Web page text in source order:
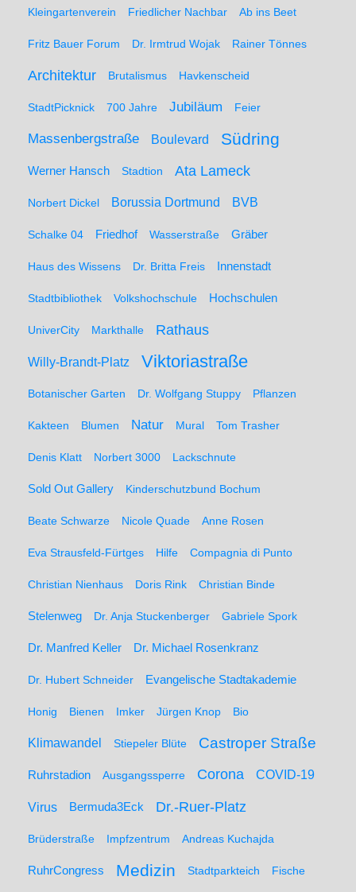
Kleingartenverein Friedlicher Nachbar Ab ins Beet
Fritz Bauer Forum Dr. Irmtrud Wojak Rainer Tönnes
Architektur Brutalismus Havkenscheid
StadtPicknick 700 Jahre Jubiläum Feier
Massenbergstraße Boulevard Südring
Werner Hansch Stadtion Ata Lameck
Norbert Dickel Borussia Dortmund BVB
Schalke 04 Friedhof Wasserstraße Gräber
Haus des Wissens Dr. Britta Freis Innenstadt
Stadtbibliothek Volkshochschule Hochschulen
UniverCity Markthalle Rathaus
Willy-Brandt-Platz Viktoriastraße
Botanischer Garten Dr. Wolfgang Stuppy Pflanzen
Kakteen Blumen Natur Mural Tom Trasher
Denis Klatt Norbert 3000 Lackschnute
Sold Out Gallery Kinderschutzbund Bochum
Beate Schwarze Nicole Quade Anne Rosen
Eva Strausfeld-Fürtges Hilfe Compagnia di Punto
Christian Nienhaus Doris Rink Christian Binde
Stelenweg Dr. Anja Stuckenberger Gabriele Spork
Dr. Manfred Keller Dr. Michael Rosenkranz
Dr. Hubert Schneider Evangelische Stadtakademie
Honig Bienen Imker Jürgen Knop Bio
Klimawandel Stiepeler Blüte Castroper Straße
Ruhrstadion Ausgangssperre Corona COVID-19
Virus Bermuda3Eck Dr.-Ruer-Platz
Brüderstraße Impfzentrum Andreas Kuchajda
RuhrCongress Medizin Stadtparkteich Fische